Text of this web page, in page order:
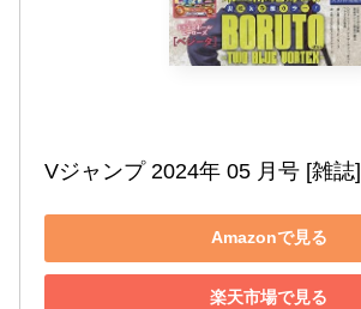
Vジャンプ 2024年 05 月号 [雑誌]
Amazonで見る
楽天市場で見る